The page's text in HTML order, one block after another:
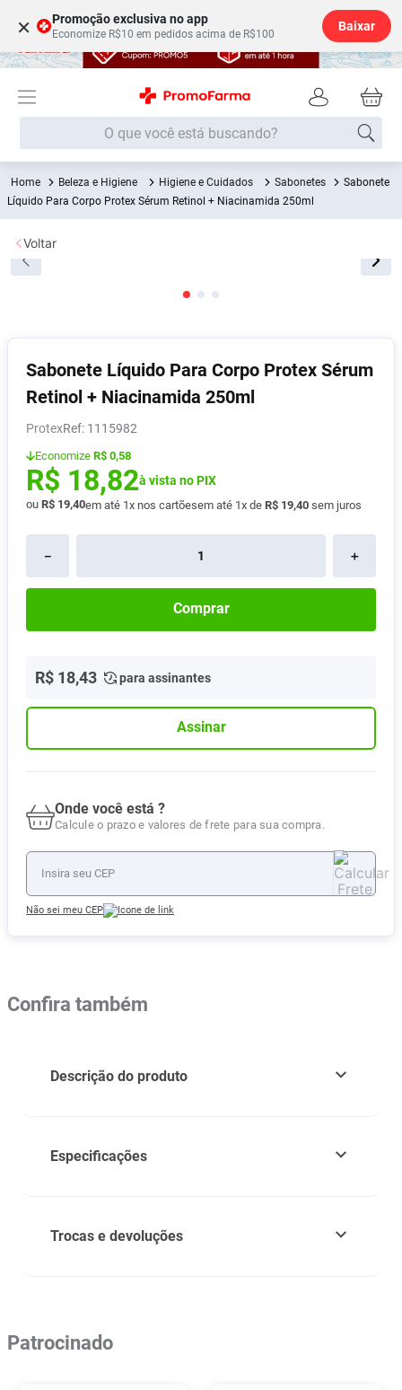
× Promoção exclusiva no app
Economize R$10 em pedidos acima de R$100
Baixar
O que você está buscando?
Beleza e Higiene Higiene e Cuidados Sabonetes
Sabonete
Líquido Para Corpo Protex Sérum Retinol + Niacinamida 250ml
Sabonete Líquido Para Corpo Protex Sérum
Retinol + Niacinamida 250ml
Protex : 1115982
Economize R$ 0,58
R$ 18,82à vista no PIX
ou R$ 19,40em até 1x nos cartõesem até 1x de R$ 19,40 sem juros
＋
－
Comprar
R$ 18,43 para assinantes
Assinar
Onde você está ?
Calcule o prazo e valores de frete para sua compra.
Não sei meu CEP
Voltar
Confira também
Descrição do produto
Especificações
Trocas e devoluções
Patrocinado
Termos mais buscados
1º Fralda
2
5º Fralda G
6º Shampoo
7º Desodorante
8º Absorvente
9º Lavitan
10 Vitamina D